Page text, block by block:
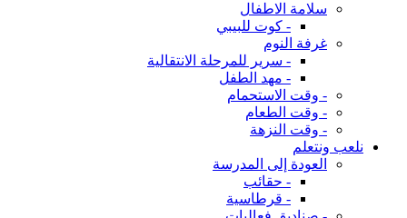
سلامة الاطفال
- كوت للبيبي
غرفة النوم
- سرير للمرحلة الانتقالية
- مهد الطفل
- وقت الاستحمام
- وقت الطعام
- وقت النزهة
نلعب ونتعلم
العودة إلى المدرسة
- حقائب
- قرطاسية